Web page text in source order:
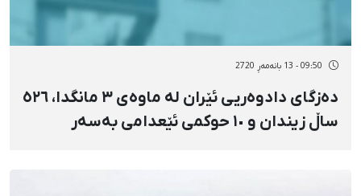
09:50 - 13 بانەمەڕ 2720
دەزگای دادوەریی ئێران لە ماوەی ٣ مانگدا، ٥٢٦
ساڵ زیندان و ١٠ حوکمی ئێعدامی بەسەر